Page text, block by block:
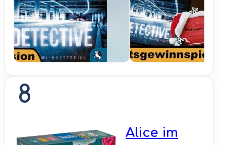
Hunter &
Cron -
Brettspiele
8
Alice im